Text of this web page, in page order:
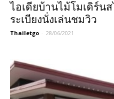
ไอเดียบ้านไม้โมเดิร์น
ระเบียงนั่งเล่นชมวิว
Thailetgo - 28/06/2021